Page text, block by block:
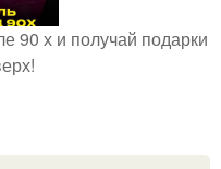
90 х и получай подарки